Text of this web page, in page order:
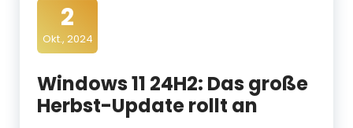
2
Okt., 2024
Windows 11 24H2: Das große
Herbst-Update rollt an